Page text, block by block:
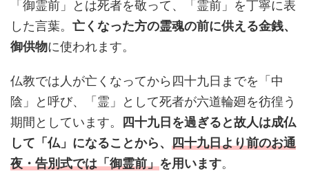
「御霊前」とは死者を敬って、「霊前」を丁寧に表
した言葉。 亡くなった方の霊魂の前に供える金銭、
御供物に使われます。
仏教では人が亡くなってから四十九日までを「中
陰」と呼び、「霊」として死者が六道輪廻を彷徨う
期間としています。
四十九日を過ぎると故人は成仏
して「仏」になることから、 四十九日より前のお通
夜・告別式では「御霊前」を用います。